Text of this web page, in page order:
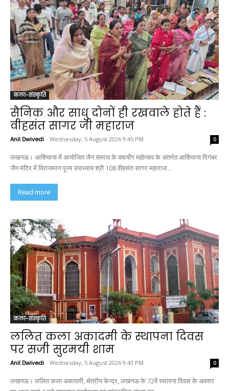
कला-संस्कृति
सैनिक और साधु दोनों ही रखवाले होते हैं :
वीहसंत सागर जी महाराज
Anil Dwivedi - Wednesday, 5 August 2026 9:45 PM 0
लखनऊ। आशियाना में आयोजित जैन समाज के वषार्योग महोत्सव के अंतर्गत आशियाना दिगंबर
जैन मंदिर में विराजमान पूज्य उपाध्याय श्री 108 वीहसंत सागर महाराज...
Read more
कला-संस्कृति
ललित कला अकादमी के स्थापना दिवस
पर सजी सुरमयी शाम
Anil Dwivedi - Wednesday, 5 August 2026 9:43 PM 0
लखनऊ। ललित कला अकादमी, क्षेत्रीय केन्द्र, लखनऊ के 72वें स्थापना दिवस के अवसर